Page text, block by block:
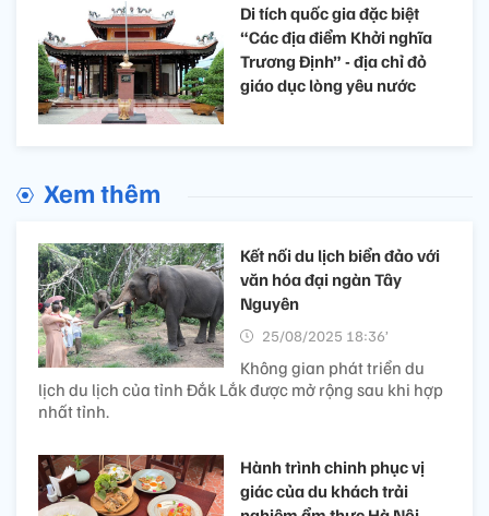
Di tích quốc gia đặc biệt
“Các địa điểm Khởi nghĩa
Trương Định” - địa chỉ đỏ
giáo dục lòng yêu nước
Xem thêm
Kết nối du lịch biển đảo với
văn hóa đại ngàn Tây
Nguyên
25/08/2025 18:36’
Không gian phát triển du
lịch du lịch của tỉnh Đắk Lắk được mở rộng sau khi hợp
nhất tỉnh.
Hành trình chinh phục vị
giác của du khách trải